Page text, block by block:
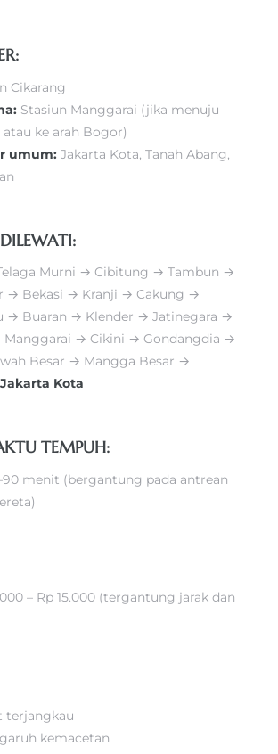
Cikarang
Stasiun Manggarai (jika menuju
ke arah Bogor)
umum: Jakarta Kota, Tanah Abang,
:
Murni → Cibitung → Tambun →
→ Bekasi → Kranji → Cakung →
→ Buaran → Klender → Jatinegara →
Manggarai → Cikini → Gondangdia →
Besar → Mangga Besar →
Jakarta Kota
TEMPUH:
menit (bergantung pada antrean
– Rp 15.000 (tergantung jarak dan
terjangkau
kemacetan